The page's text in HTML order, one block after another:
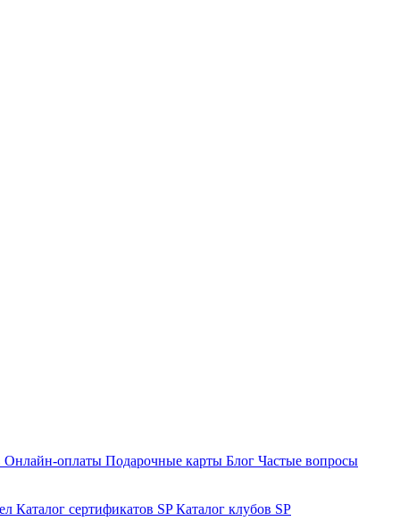
Онлайн-оплаты Подарочные карты Блог Частые вопросы
Каталог сертификатов SPКаталог клубов SP